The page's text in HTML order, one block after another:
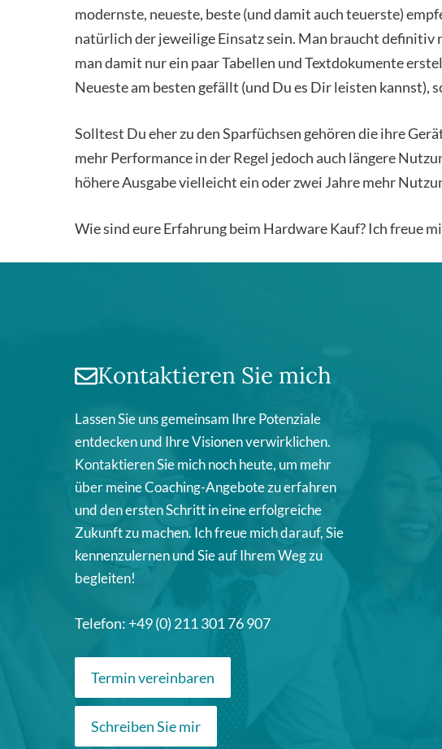
moderns­te, neu­es­te, bes­te (und damit auch teu­ers­te)
natür­lich der jewei­li­ge Ein­satz sein. Man braucht
man damit nur ein paar Tabel­len und Text­do­ku­men­te
Neu­es­te am bes­ten gefällt (und Du es Dir leis­ten kannst),
Soll­test Du eher zu den Spar­füch­sen gehö­ren die ihre
mehr Per­for­mance in der Regel jedoch auch län­ge­re
höhe­re Aus­ga­be viel­leicht ein oder zwei Jah­re mehr
Wie sind eure Erfah­rung beim Hard­ware Kauf? Ich freue
Kontaktieren Sie mich
Lassen Sie uns gemeinsam Ihre Potenziale
entdecken und Ihre Visionen verwirklichen.
Kontaktieren Sie mich noch heute, um mehr
über meine Coaching-Angebote zu erfahren
und den ersten Schritt in eine erfolgreiche
Zukunft zu machen. Ich freue mich darauf, Sie
kennenzulernen und Sie auf Ihrem Weg zu
begleiten!
Telefon: +49 (0) 211 301 76 907
Termin vereinbaren
Schreiben Sie mir